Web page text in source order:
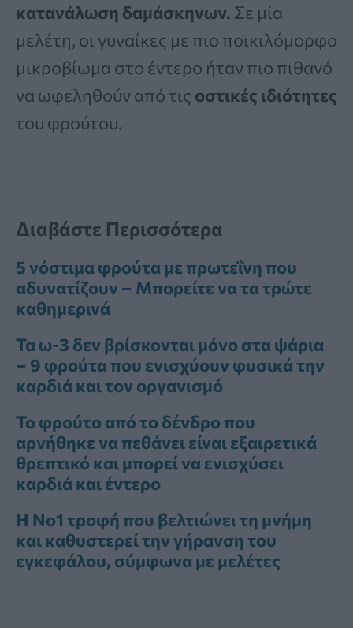
κατανάλωση δαμάσκηνων. Σε μία
μελέτη, οι γυναίκες με πιο ποικιλόμορφο
μικροβίωμα στο έντερο ήταν πιο πιθανό
να ωφεληθούν από τις οστικές ιδιότητες
του φρούτου.
Διαβάστε Περισσότερα
5 νόστιμα φρούτα με πρωτεΐνη που
αδυνατίζουν – Μπορείτε να τα τρώτε
καθημερινά
Τα ω-3 δεν βρίσκονται μόνο στα ψάρια
– 9 φρούτα που ενισχύουν φυσικά την
καρδιά και τον οργανισμό
Το φρούτο από το δένδρο που
αρνήθηκε να πεθάνει είναι εξαιρετικά
θρεπτικό και μπορεί να ενισχύσει
καρδιά και έντερο
Η Νο1 τροφή που βελτιώνει τη μνήμη
και καθυστερεί την γήρανση του
εγκεφάλου, σύμφωνα με μελέτες